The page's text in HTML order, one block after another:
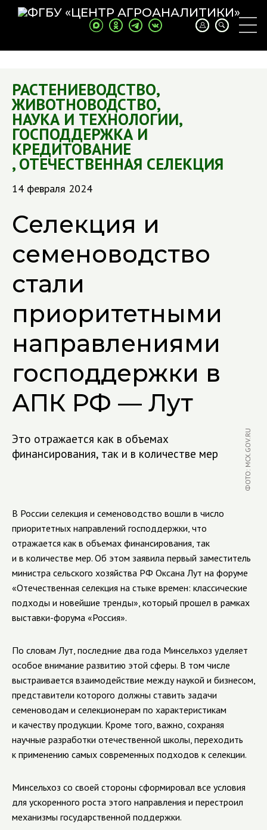
РАСТЕНИЕВОДСТВО,
ЖИВОТНОВОДСТВО,
НАУКА И ТЕХНОЛОГИИ,
ГОСПОДДЕРЖКА И
КРЕДИТОВАНИЕ
, ОТЕЧЕСТВЕННАЯ СЕЛЕКЦИЯ
14 февраля 2024
Селекция и
семеноводство
стали
приоритетными
направлениями
господдержки в
АПК РФ — Лут
Это отражается как в объемах
финансирования, так и в количестве мер
ФОТО: MCX.GOV.RU
В России селекция и семеноводство вошли в число
приоритетных направлений господдержки, что
отражается как в объемах финансирования, так
и в количестве мер. Об этом заявила первый заместитель
министра сельского хозяйства РФ Оксана Лут на форуме
«Отечественная селекция на стыке времен: классические
подходы и новейшие тренды», который прошел в рамках
выставки-форума «Россия».
По словам Лут, последние два года Минсельхоз уделяет
особое внимание развитию этой сферы. В том числе
выстраивается взаимодействие между наукой и бизнесом,
представители которого должны ставить задачи
семеноводам и селекционерам по характеристикам
и качеству продукции. Кроме того, важно, сохраняя
научные разработки отечественной школы, переходить
к применению самых современных подходов к селекции.
Минсельхоз со своей стороны сформировал все условия
для ускоренного роста этого направления и перестроил
механизмы государственной поддержки.